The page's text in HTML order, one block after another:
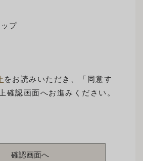
プ
をお読みいただき、「同意す
確認画面へお進みください。